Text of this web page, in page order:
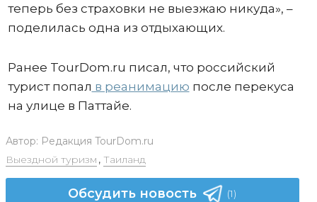
теперь без страховки не выезжаю никуда», –
поделилась одна из отдыхающих.
Ранее TourDom.ru писал, что российский
турист попал в реанимацию после перекуса
на улице в Паттайе.
Автор: Редакция TourDom.ru
Выездной туризм , Таиланд
Обсудить новость (1)